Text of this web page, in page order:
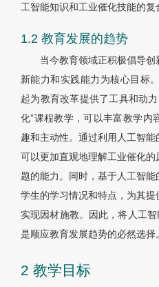
工智能知识和工业催化技能的复
1.2 教育发展的趋势
当今教育领域正积极倡导
新能力和实践能力为核心目标
起为教育改革提供了工具和动
化”课程教学，可以丰富教学内
趣和主动性。通过利用人工智
可以更加直观地理解工业催化
题的能力。同时，基于人工智
学生的学习情况和特点，为其提
实现因材施教。因此，将人工智
是顺应教育发展趋势的必然选择。
2 教学目标